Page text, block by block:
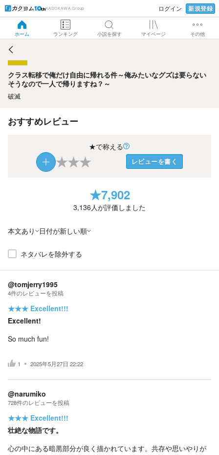
KADOKAWA Group ログイン 新規登録
ホーム ランキング 小説を探す マイページ その他
クラス転移で俺だけ自由に帰れる件～俺みたいなグズは要ら
ないそうなので一人で帰りますね？～
クラス転移で俺だけ自由に帰れる件～俺みたいなグズは要らない
そうなので一人で帰りますね？～
破滅
おすすめレビュー
★で称える
★★★ レビューを書く
★7,902
3,136人が評価しました
本文あり 日付が新しい順
ネタバレを除外する
@tomjerry1995
4件のレビューを投稿
★★★ Excellent!!!
Excellent!
So much fun!
1 2025年5月27日 22:22
@narumiko
728件のレビューを投稿
★★★ Excellent!!!
壮絶な物語です。
心の中にある暗黒部分が良く描かれています。共存や思いやりが